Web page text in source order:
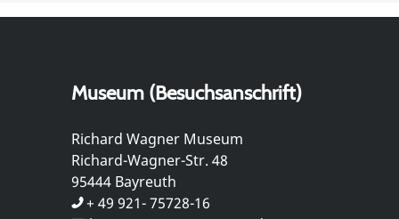
Museum (Besuchsanschrift)
Richard Wagner Museum
Richard-Wagner-Str. 48
95444 Bayreuth
+ 49 921- 75728-16